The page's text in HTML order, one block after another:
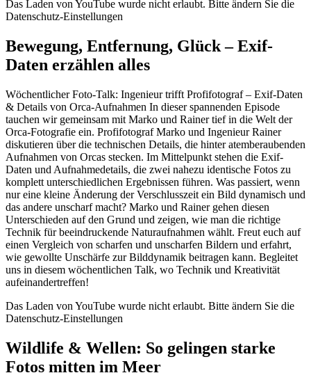
Das Laden von YouTube wurde nicht erlaubt. Bitte ändern Sie die
Datenschutz-Einstellungen
Bewegung, Entfernung, Glück – Exif-
Daten erzählen alles
Wöchentlicher Foto-Talk: Ingenieur trifft Profifotograf – Exif-Daten
& Details von Orca-Aufnahmen In dieser spannenden Episode
tauchen wir gemeinsam mit Marko und Rainer tief in die Welt der
Orca-Fotografie ein. Profifotograf Marko und Ingenieur Rainer
diskutieren über die technischen Details, die hinter atemberaubenden
Aufnahmen von Orcas stecken. Im Mittelpunkt stehen die Exif-
Daten und Aufnahmedetails, die zwei nahezu identische Fotos zu
komplett unterschiedlichen Ergebnissen führen. Was passiert, wenn
nur eine kleine Änderung der Verschlusszeit ein Bild dynamisch und
das andere unscharf macht? Marko und Rainer gehen diesen
Unterschieden auf den Grund und zeigen, wie man die richtige
Technik für beeindruckende Naturaufnahmen wählt. Freut euch auf
einen Vergleich von scharfen und unscharfen Bildern und erfahrt,
wie gewollte Unschärfe zur Bilddynamik beitragen kann. Begleitet
uns in diesem wöchentlichen Talk, wo Technik und Kreativität
aufeinandertreffen!
Das Laden von YouTube wurde nicht erlaubt. Bitte ändern Sie die
Datenschutz-Einstellungen
Wildlife & Wellen: So gelingen starke
Fotos mitten im Meer